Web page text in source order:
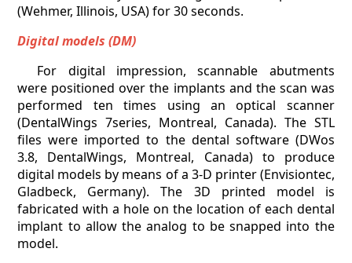
(Wehmer, Illinois, USA) for 30 seconds.
Digital models (DM)
For digital impression, scannable abutments
were positioned over the implants and the scan was
performed ten times using an optical scanner
(DentalWings 7series, Montreal, Canada). The STL
files were imported to the dental software (DWos
3.8, DentalWings, Montreal, Canada) to produce
digital models by means of a 3-D printer (Envisiontec,
Gladbeck, Germany). The 3D printed model is
fabricated with a hole on the location of each dental
implant to allow the analog to be snapped into the
model.